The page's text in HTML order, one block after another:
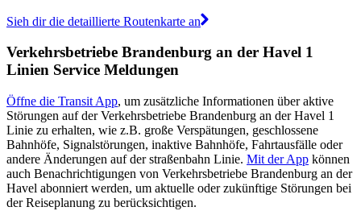
Sieh dir die detaillierte Routenkarte an
Verkehrsbetriebe Brandenburg an der Havel 1
Linien Service Meldungen
Öffne die Transit App, um zusätzliche Informationen über aktive
Störungen auf der Verkehrsbetriebe Brandenburg an der Havel 1
Linie zu erhalten, wie z.B. große Verspätungen, geschlossene
Bahnhöfe, Signalstörungen, inaktive Bahnhöfe, Fahrtausfälle oder
andere Änderungen auf der straßenbahn Linie. Mit der App können
auch Benachrichtigungen von Verkehrsbetriebe Brandenburg an der
Havel abonniert werden, um aktuelle oder zukünftige Störungen bei
der Reiseplanung zu berücksichtigen.